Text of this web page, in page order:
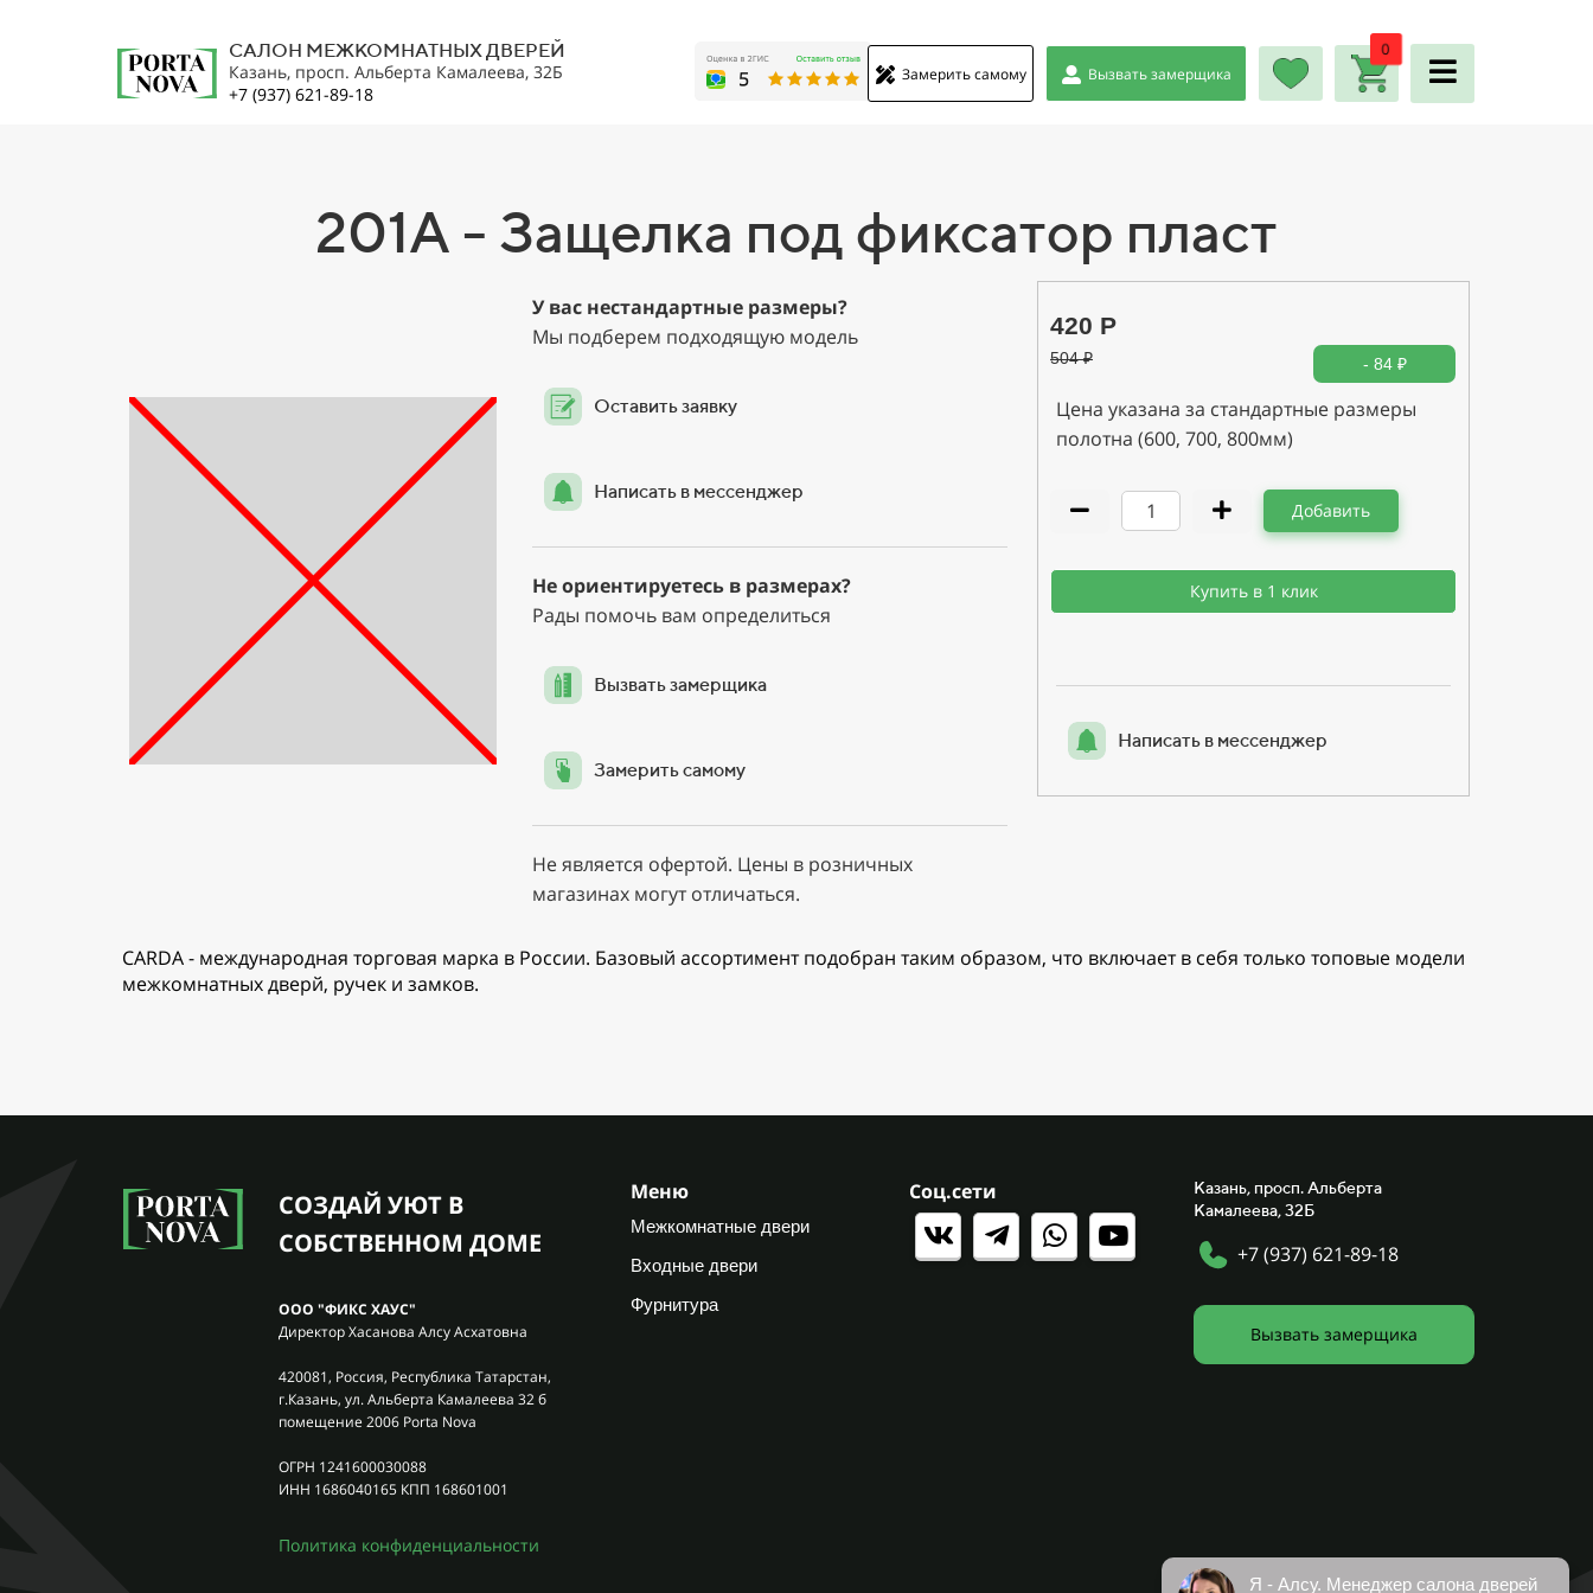
САЛОН МЕЖКОМНАТНЫХ ДВЕРЕЙ
Казань, просп. Альберта Камалеева, 32Б
+7 (937) 621-89-18
Замерить самому Вызвать замерщика
0
201A - Защелка под фиксатор пласт
У вас нестандартные размеры?
Мы подберем подходящую модель
Оставить заявку
Написать в мессенджер
Не ориентируетесь в размерах?
Рады помочь вам определиться
Вызвать замерщика
Замерить самому
Не является офертой. Цены в розничных
магазинах могут отличаться.
420 Р
504₽ - 84 ₽
Цена указана за стандартные размеры
полотна (600, 700, 800мм)
Добавить
Купить в 1 клик
Написать в мессенджер
CARDA - международная торговая марка в России. Базовый ассортимент подобран таким образом, что включает в себя только топовые модели
межкомнатных дверй, ручек и замков.
СОЗДАЙ УЮТ В
СОБСТВЕННОМ ДОМЕ
ООО "ФИКС ХАУС"
Директор Хасанова Алсу Асхатовна
420081, Россия, Республика Татарстан,
г.Казань, ул. Альберта Камалеева 32 б
помещение 2006 Porta Nova
ОГРН 1241600030088
ИНН 1686040165 КПП 168601001
Политика конфиденциальности
Меню
Межкомнатные двери
Входные двери
Фурнитура
Соц.сети
Казань, просп. Альберта
Камалеева, 32Б
+7 (937) 621-89-18
Вызвать замерщика
Я - Алсу. Менеджер салона дверей